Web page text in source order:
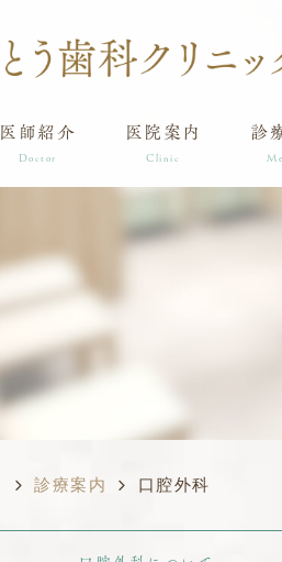
医師紹介
Doctor
医院案内
Clinic
診
診療案内 口腔外科